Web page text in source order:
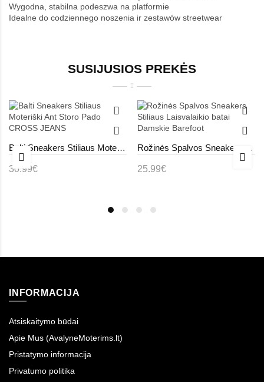
Wygodna, stabilna podeszwa na platformie
Idealne do codziennego noszenia ir zestawów streetwear
SUSIJUSIOS PREKĖS
Balti Sneakers Stiliaus Moteriški Ant Storo Pado CROSS JEANS
30.99€
Rožinės Spalvos Sneakers Stiliaus Laisvalaikio batai Damskie Barefoot
25.99€
INFORMACIJA
Atsiskaitymo būdai
Apie Mus (AvalyneMoterims.lt)
Pristatymo informacija
Privatumo politika